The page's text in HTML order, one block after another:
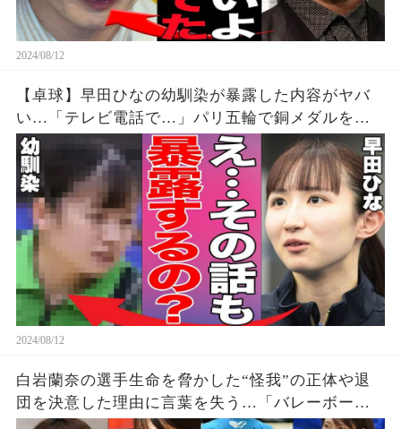
2024/08/12
【卓球】早田ひなの幼馴染が暴露した内容がヤバ
い…「テレビ電話で…」パリ五輪で銅メダルを獲
得した早田選手の幼少期からの親友が明かす衝撃
の事実に驚きを隠せない…【パリオリンピック/女
子シングルス】
2024/08/12
白岩蘭奈の選手生命を脅かした“怪我”の正体や退
団を決意した理由に言葉を失う…「バレーボー
ル」で活躍する選手の“熱愛”の真相に驚きを隠せ